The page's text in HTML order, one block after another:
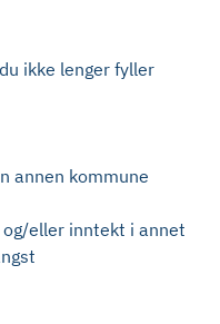
ikke lenger fyller
annen kommune
eller inntekt i annet